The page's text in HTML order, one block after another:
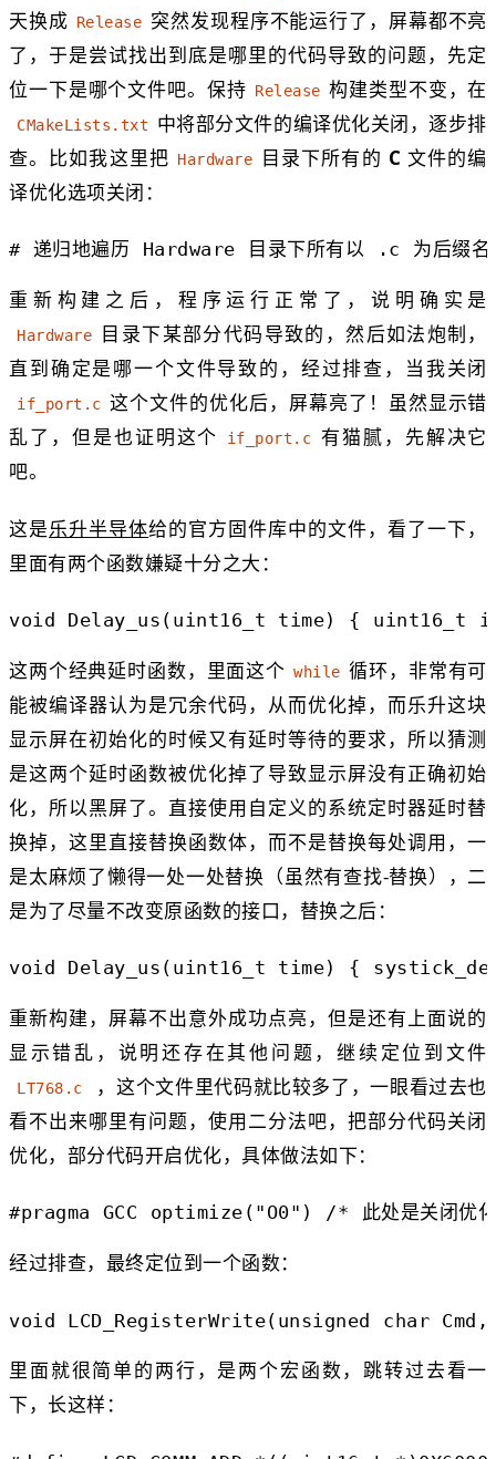
天换成 Release 突然发现程序不能运行了，屏幕都不亮
了，于是尝试找出到底是哪里的代码导致的问题，先定
位一下是哪个文件吧。保持 Release 构建类型不变，在
CMakeLists.txt
中将部分文件的编译优化关闭，逐步排
查。比如我这里把 Hardware 目录下所有的 C 文件的编
译优化选项关闭：
# 递归地遍历 Hardware 目录下所有以 .c 为后
重新构建之后，程序运行正常了，说明确实是
Hardware
目录下某部分代码导致的，然后如法炮制，
直到确定是哪一个文件导致的，经过排查，当我关闭
if_port.c 这个文件的优化后，屏幕亮了！虽然显示错
乱了，但是也证明这个
if_port.c
有猫腻，先解决它
吧。
这是乐升半导体给的官方固件库中的文件，看了一下，
里面有两个函数嫌疑十分之大：
void Delay_us(uint16_t time) {
这两个经典延时函数，里面这个 while 循环，非常有可
能被编译器认为是冗余代码，从而优化掉，而乐升这块
显示屏在初始化的时候又有延时等待的要求，所以猜测
是这两个延时函数被优化掉了导致显示屏没有正确初始
化，所以黑屏了。直接使用自定义的系统定时器延时替
换掉，这里直接替换函数体，而不是替换每处调用，一
是太麻烦了懒得一处一处替换（虽然有查找-替换），二
是为了尽量不改变原函数的接口，替换之后：
void Delay_us(uint16_t time) {
重新构建，屏幕不出意外成功点亮，但是还有上面说的
显示错乱，说明还存在其他问题，继续定位到文件
LT768.c
，这个文件里代码就比较多了，一眼看过去也
看不出来哪里有问题，使用二分法吧，把部分代码关闭
优化，部分代码开启优化，具体做法如下：
#pragma GCC optimize("O0") /* 此处是关闭优
经过排查，最终定位到一个函数：
void LCD_RegisterWrite(unsigned char Cmd,
里面就很简单的两行，是两个宏函数，跳转过去看一
下，长这样：